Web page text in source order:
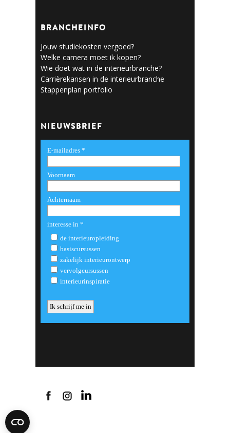
BRANCHEINFO
Jouw studiekosten vergoed?
Welke camera moet ik kopen?
Wie doet wat in de interieurbranche?
Carrièrekansen in de interieurbranche
Stappenplan portfolio
NIEUWSBRIEF